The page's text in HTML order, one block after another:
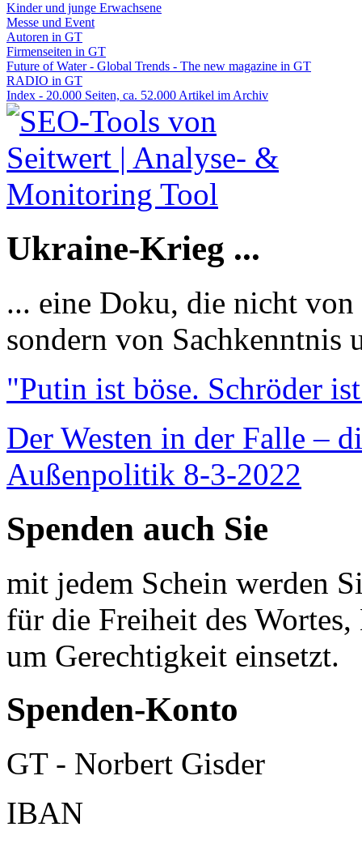
Kinder und junge Erwachsene
Messe und Event
Autoren in GT
Firmenseiten in GT
Future of Water - Global Trends - The new magazine in GT
RADIO in GT
Index - 20.000 Seiten, ca. 52.000 Artikel im Archiv
Ukraine-Krieg ...
... eine Doku, die nicht
sondern von Sachkenntnis
"Putin ist böse. Schröder
Der Westen in der Falle –
Außenpolitik 8-3-2022
Spenden auch Sie
mit jedem Schein werden
für die Freiheit des
um Gerechtigkeit einsetzt.
Spenden-Konto
GT - Norbert Gisder
IBAN